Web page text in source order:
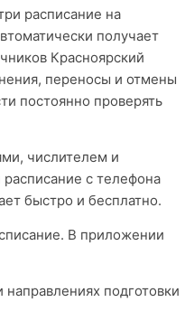
расписание на
получает
Красноярский
переносы и отмены
постоянно проверять
числителем и
с телефона
быстро и бесплатно.
В приложении
подготовки